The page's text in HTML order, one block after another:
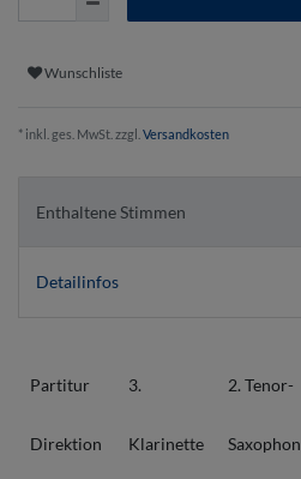
Wunschliste
* inkl. ges. MwSt. zzgl. Versandkosten
Enthaltene Stimmen
Detailinfos
Partitur
Direktion
3.
Klarinette
2. Tenor-
Saxophon